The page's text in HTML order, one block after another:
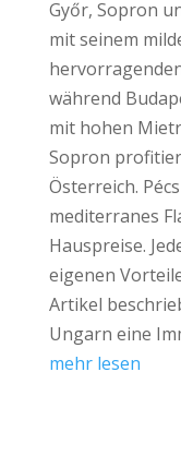
Győr, Sopron
mit seinem
während
mit hohen
Sopron
Österreich.
mediterranes
Hauspreise.
eigenen
Artikel
Ungarn eine
mehr lesen